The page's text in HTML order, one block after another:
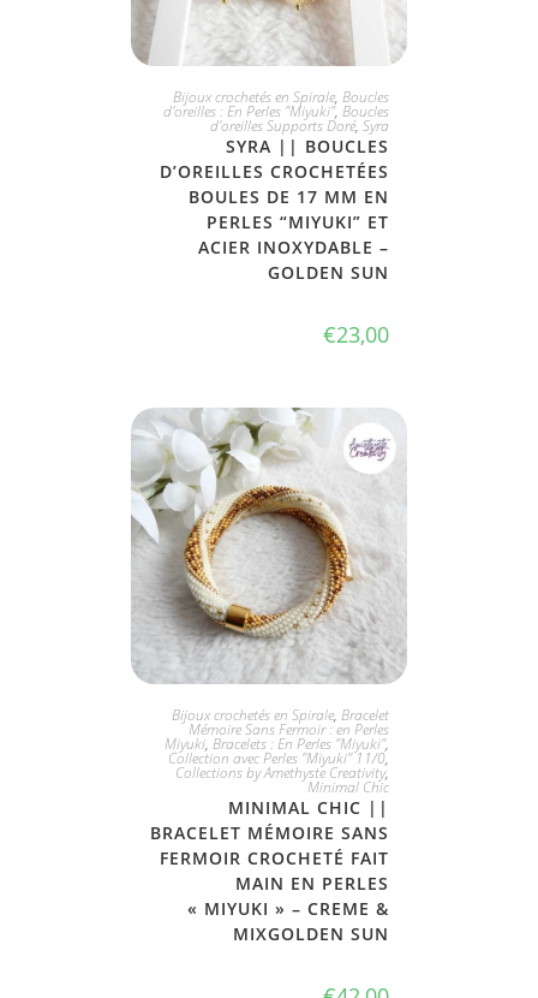
JE L'ADOPTE
Bijoux crochetés en Spirale, Boucles
d'oreilles : En Perles "Miyuki", Boucles
d'oreilles Supports Doré, Syra
SYRA || BOUCLES
D’OREILLES CROCHETÉES
BOULES DE 17 MM EN
PERLES “MIYUKI” ET
ACIER INOXYDABLE –
GOLDEN SUN
€23,00
JE L'ADOPTE
Bijoux crochetés en Spirale, Bracelet
Mémoire Sans Fermoir : en Perles
Miyuki, Bracelets : En Perles "Miyuki",
Collection avec Perles "Miyuki" 11/0,
Collections by Amethyste Creativity,
Minimal Chic
MINIMAL CHIC ||
BRACELET MÉMOIRE SANS
FERMOIR CROCHETÉ FAIT
MAIN EN PERLES
« MIYUKI » – CREME &
MIXGOLDEN SUN